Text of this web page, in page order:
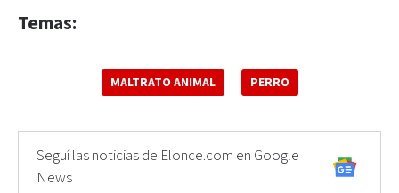
Temas:
MALTRATO ANIMAL PERRO
Seguí las noticias de Elonce.com en Google
News